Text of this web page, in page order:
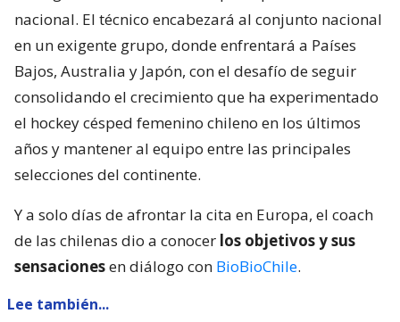
nacional. El técnico encabezará al conjunto nacional
en un exigente grupo, donde enfrentará a Países
Bajos, Australia y Japón, con el desafío de seguir
consolidando el crecimiento que ha experimentado
el hockey césped femenino chileno en los últimos
años y mantener al equipo entre las principales
selecciones del continente.
Y a solo días de afrontar la cita en Europa, el coach
de las chilenas dio a conocer los objetivos y sus
sensacionesen diálogo con BioBioChile.
Lee también...